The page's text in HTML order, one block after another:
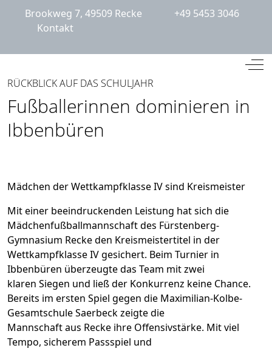
Brookweg 7, 49509 Recke
+49 5453 3046
Kontakt
RÜCKBLICK AUF DAS SCHULJAHR
Fußballerinnen dominieren in
Ibbenbüren
Mädchen der Wettkampfklasse IV sind Kreismeister
Mit einer beeindruckenden Leistung hat sich die
Mädchenfußballmannschaft des Fürstenberg-
Gymnasium Recke den Kreismeistertitel in der
Wettkampfklasse IV gesichert. Beim Turnier in
Ibbenbüren überzeugte das Team mit zwei
klaren Siegen und ließ der Konkurrenz keine Chance.
Bereits im ersten Spiel gegen die Maximilian-Kolbe-
Gesamtschule Saerbeck zeigte die
Mannschaft aus Recke ihre Offensivstärke. Mit viel
Tempo, sicherem Passspiel und